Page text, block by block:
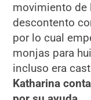
movimiento de
descontento
por lo cual
monjas para
incluso era
Katharina